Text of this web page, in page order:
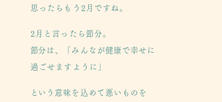
思ったらもう2月ですね。
​2月と言ったら節分。
​節分は、「みんなが健康で幸せに
過ごせますように」
​という意味を込めて悪いものを